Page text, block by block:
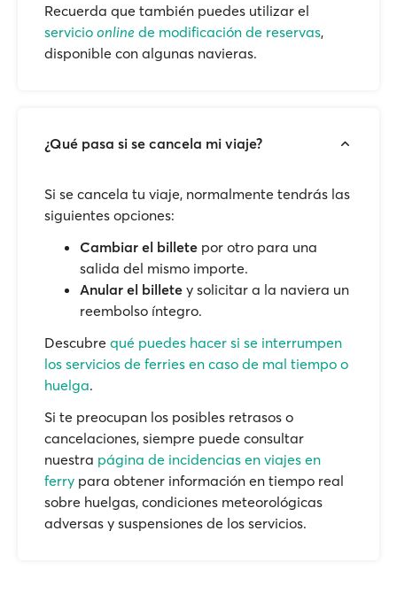
Recuerda que también puedes utilizar el
servicio online de modificación de reservas,
disponible con algunas navieras.
¿Qué pasa si se cancela mi viaje?
Si se cancela tu viaje, normalmente tendrás las
siguientes opciones:
Cambiar el billete por otro para una
salida del mismo importe.
Anular el billete y solicitar a la naviera un
reembolso íntegro.
Descubre qué puedes hacer si se interrumpen
los servicios de ferries en caso de mal tiempo o
huelga.
Si te preocupan los posibles retrasos o
cancelaciones, siempre puede consultar
nuestra página de incidencias en viajes en
ferry para obtener información en tiempo real
sobre huelgas, condiciones meteorológicas
adversas y suspensiones de los servicios.